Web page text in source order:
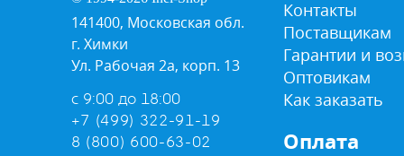
141400, Московская обл.
г. Химки
Ул. Рабочая 2а, корп. 13
с 9:00 до 18:00
+7 (499) 322-91-19
8 (800) 600-63-02
Контакты
Поставщикам
Гарантии и
Оптовикам
Как заказать
Оплата